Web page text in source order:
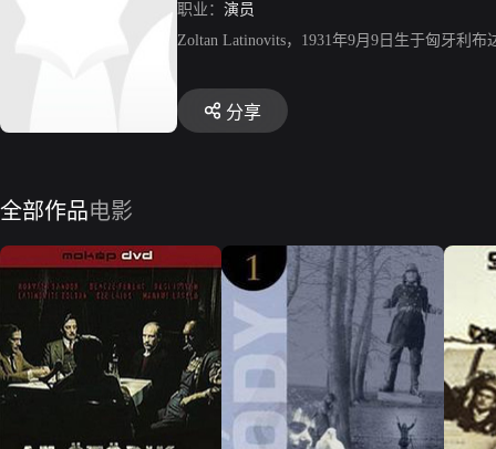
职业： 演员
Zoltan Latinovits，1931年9月9日生于匈牙利
分享
全部作品电影